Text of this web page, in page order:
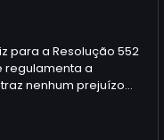
para a Resolução 552
regulamenta a
nenhum prejuízo…